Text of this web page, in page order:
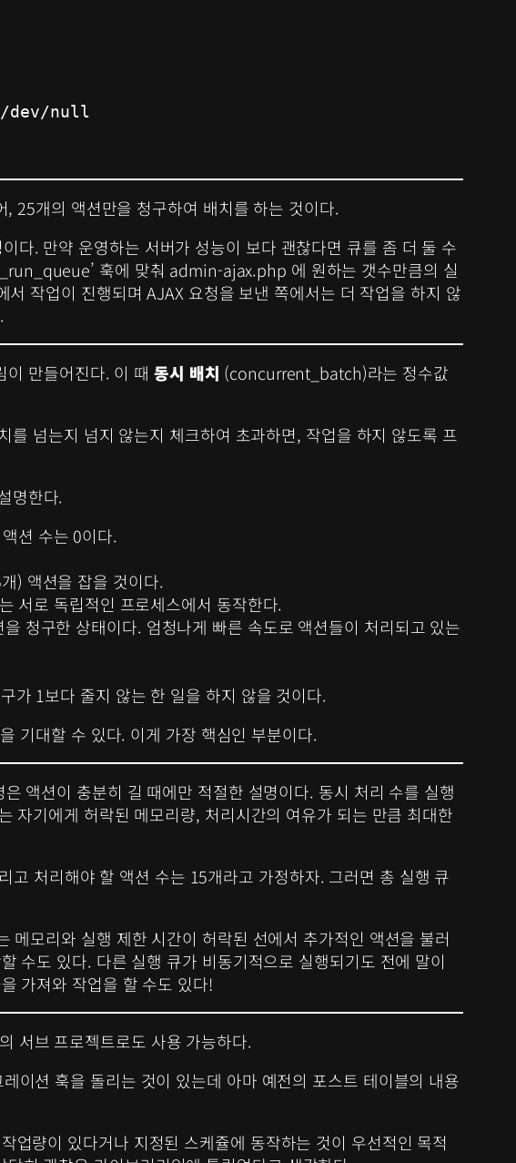
/dev/null
25개의 액션만을 청구하여 배치를 하는 것이다.
다. 만약 운영하는 서버가 성능이 보다 괜찮다면 큐를 좀 더 둘 수
훅에 맞춰 admin-ajax.php 에 원하는 갯수만큼의 실
작업이 진행되며 AJAX 요청을 보낸 쪽에서는 더 작업을 하지 않
만들어진다. 이 때 동시 배치 (concurrent_batch)라는 정수값
넘는지 넘지 않는지 체크하여 초과하면, 작업을 하지 않도록 프
명한다.
션 수는 0이다.
) 액션을 잡을 것이다.
서로 독립적인 프로세스에서 동작한다.
청구한 상태이다. 엄청나게 빠른 속도로 액션들이 처리되고 있는
가 1보다 줄지 않는 한 일을 하지 않을 것이다.
기대할 수 있다. 이게 가장 핵심인 부분이다.
액션이 충분히 길 때에만 적절한 설명이다. 동시 처리 수를 실행
자기에게 허락된 메모리량, 처리시간의 여유가 되는 만큼 최대한
처리해야 할 액션 수는 15개라고 가정하자. 그러면 총 실행 큐
모리와 실행 제한 시간이 허락된 선에서 추가적인 액션을 불러
수도 있다. 다른 실행 큐가 비동기적으로 실행되기도 전에 말이
가져와 작업을 할 수도 있다!
서브 프로젝트로도 사용 가능하다.
이션 훅을 돌리는 것이 있는데 아마 예전의 포스트 테이블의 내용
업량이 있다거나 지정된 스케쥴에 동작하는 것이 우선적인 목적